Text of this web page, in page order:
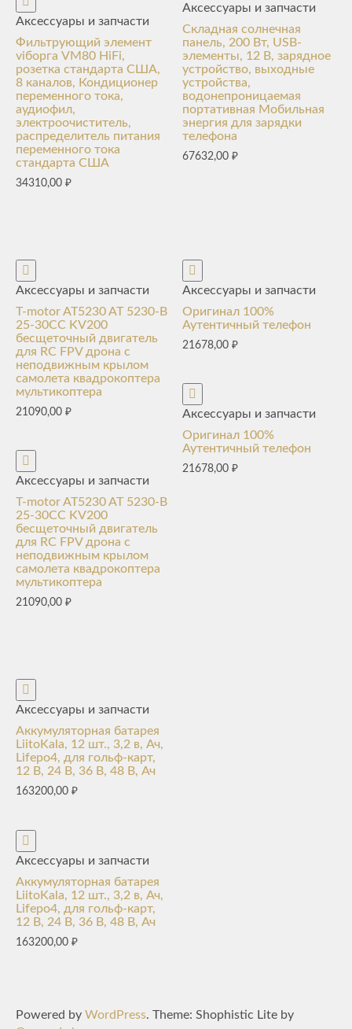
Аксессуары и запчасти
Фильтрующий элемент
viборга VM80 HiFi,
розетка стандарта США,
8 каналов, Кондиционер
переменного тока,
аудиофил,
электроочиститель,
распределитель питания
переменного тока
стандарта США
34310,00 ₽
Аксессуары и запчасти
Складная солнечная
панель, 200 Вт, USB-
элементы, 12 В, зарядное
устройство, выходные
устройства,
водонепроницаемая
портативная Мобильная
энергия для зарядки
телефона
67632,00₽
Аксессуары и запчасти
T-motor AT5230 AT 5230-B
25-30CC KV200
бесщеточный двигатель
для RC FPV дрона с
неподвижным крылом
самолета квадрокоптера
мультикоптера
21090,00 ₽
Аксессуары и запчасти
T-motor AT5230 AT 5230-B
25-30CC KV200
бесщеточный двигатель
для RC FPV дрона с
неподвижным крылом
самолета квадрокоптера
мультикоптера
21090,00 ₽
Аксессуары и запчасти
Оригинал 100%
Аутентичный телефон
21678,00₽
Аксессуары и запчасти
Оригинал 100%
Аутентичный телефон
21678,00₽
Аксессуары и запчасти
Аккумуляторная батарея
LiitoKala, 12 шт., 3,2 в, Ач,
Lifepo4, для гольф-карт,
12 В, 24 В, 36 В, 48 В, Ач
163200,00 ₽
Аксессуары и запчасти
Аккумуляторная батарея
LiitoKala, 12 шт., 3,2 в, Ач,
Lifepo4, для гольф-карт,
12 В, 24 В, 36 В, 48 В, Ач
163200,00 ₽
Powered by WordPress. Theme: Shophistic Lite by